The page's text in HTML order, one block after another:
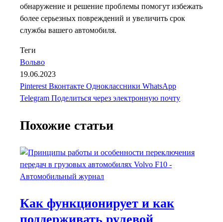
обнаружение и решение проблемы помогут избежать
более серьезных повреждений и увеличить срок
службы вашего автомобиля.
Теги
Вольво
19.06.2023
Pinterest Вконтакте Одноклассники WhatsApp
Telegram Поделиться через электронную почту
Похожие статьи
Как функционирует и как
поддерживать рулевой